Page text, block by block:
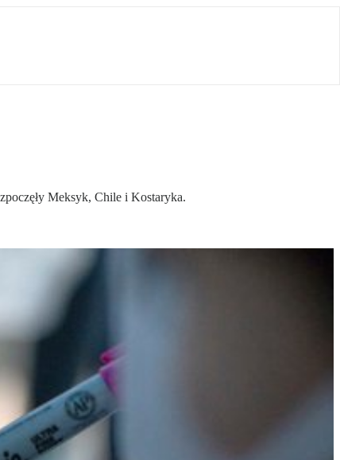
Meksyk, Chile i Kostaryka.